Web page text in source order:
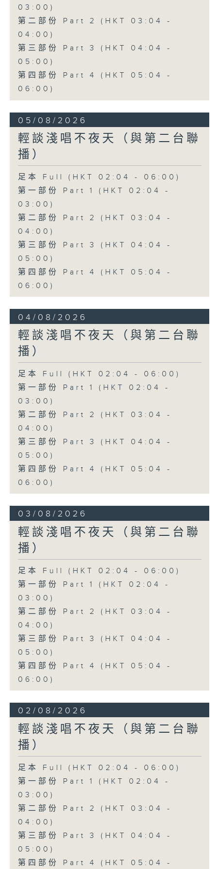
03:00)
第二部份 Part 2 (HKT 03:04 -
04:00)
第三部份 Part 3 (HKT 04:04 -
05:00)
第四部份 Part 4 (HKT 05:04 -
06:00)
05/08/2026
輕談淺唱不夜天（與第二台聯
播）
足本 Full (HKT 02:04 - 06:00)
第一部份 Part 1 (HKT 02:04 -
03:00)
第二部份 Part 2 (HKT 03:04 -
04:00)
第三部份 Part 3 (HKT 04:04 -
05:00)
第四部份 Part 4 (HKT 05:04 -
06:00)
04/08/2026
輕談淺唱不夜天（與第二台聯
播）
足本 Full (HKT 02:04 - 06:00)
第一部份 Part 1 (HKT 02:04 -
03:00)
第二部份 Part 2 (HKT 03:04 -
04:00)
第三部份 Part 3 (HKT 04:04 -
05:00)
第四部份 Part 4 (HKT 05:04 -
06:00)
03/08/2026
輕談淺唱不夜天（與第二台聯
播）
足本 Full (HKT 02:04 - 06:00)
第一部份 Part 1 (HKT 02:04 -
03:00)
第二部份 Part 2 (HKT 03:04 -
04:00)
第三部份 Part 3 (HKT 04:04 -
05:00)
第四部份 Part 4 (HKT 05:04 -
06:00)
02/08/2026
輕談淺唱不夜天（與第二台聯
播）
足本 Full (HKT 02:04 - 06:00)
第一部份 Part 1 (HKT 02:04 -
03:00)
第二部份 Part 2 (HKT 03:04 -
04:00)
第三部份 Part 3 (HKT 04:04 -
05:00)
第四部份 Part 4 (HKT 05:04 -